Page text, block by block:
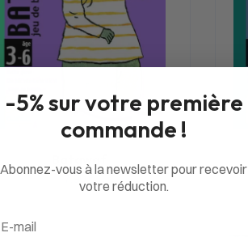
7,90€
-5% sur votre première
commande !
Abonnez-vous à la newsletter pour recevoir
votre réduction.